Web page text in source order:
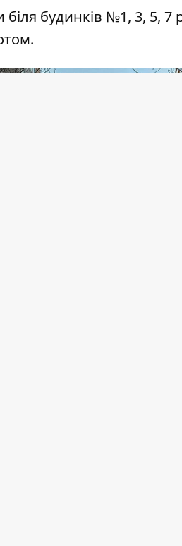
біля будинків №1, 3, 5,